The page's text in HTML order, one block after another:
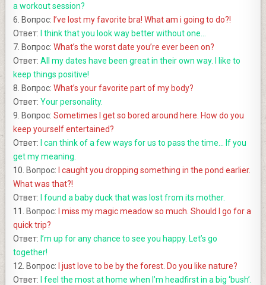
a workout session?
6. Вопрос:I’ve lost my favorite bra! What am i going to do?!
Ответ:I think that you look way better without one…
7. Вопрос:What’s the worst date you’re ever been on?
Ответ:All my dates have been great in their own way. I like to
keep things positive!
8. Вопрос:What’s your favorite part of my body?
Ответ:Your personality.
9. Вопрос:Sometimes I get so bored around here. How do you
keep yourself entertained?
Ответ:I can think of a few ways for us to pass the time… If you
get my meaning.
10. Вопрос: I caught you dropping something in the pond earlier.
What was that?!
Ответ:I found a baby duck that was lost from its mother.
11. Вопрос:I miss my magic meadow so much. Should I go for a
quick trip?
Ответ: I’m up for any chance to see you happy. Let’s go
together!
12. Вопрос:I just love to be by the forest. Do you like nature?
Ответ:I feel the most at home when I’m headfirst in a big ‘bush’.